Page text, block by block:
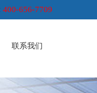
400-656-7709
联系我们